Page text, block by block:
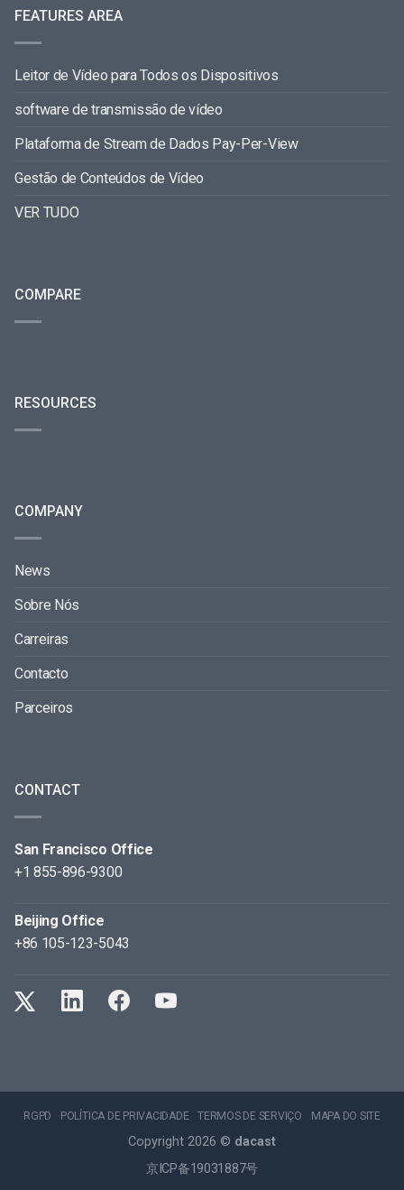
FEATURES AREA
Leitor de Vídeo para Todos os Dispositivos
software de transmissão de vídeo
Plataforma de Stream de Dados Pay-Per-View
Gestão de Conteúdos de Vídeo
VER TUDO
COMPARE
RESOURCES
COMPANY
News
Sobre Nós
Carreiras
Contacto
Parceiros
CONTACT
San Francisco Office
+1 855-896-9300
Beijing Office
+86 105-123-5043
RGPD POLÍTICA DE PRIVACIDADE TERMOS DE SERVIÇO MAPA DO SITE
Copyright 2026 © dacast
京ICP备19031887号